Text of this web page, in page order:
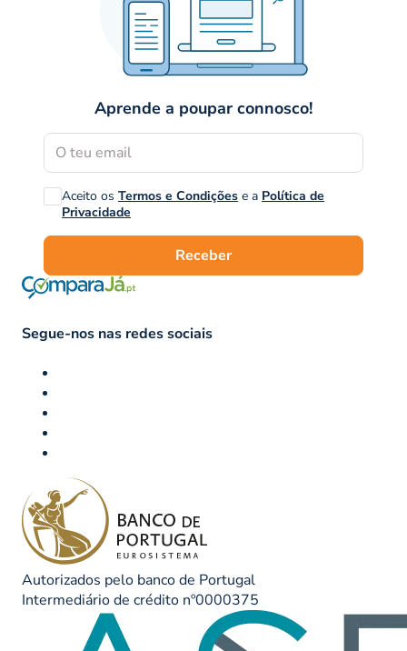
Aprende a poupar connosco!
Aceito os Termos e Condições e a Política de
Privacidade
Receber
Segue-nos nas redes sociais
Autorizados pelo banco de Portugal
Intermediário de crédito nº0000375